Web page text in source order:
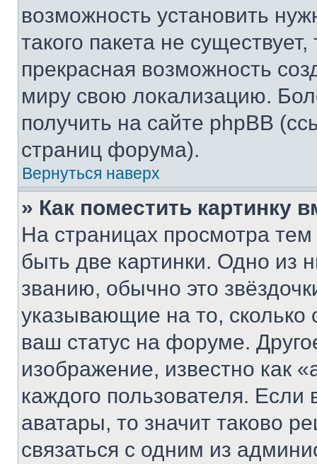
возможность установить
такого пакета не
прекрасная возможность
миру свою локализацию.
получить на сайте phpBB
страниц форума).
Вернуться наверх
» Как поместить картинку
На страницах просмотра
быть две картинки. Одно из
званию, обычно это
указывающие на то,
ваш статус на форуме.
изображение, известно как
каждого пользователя.
аватары, то значит таково
связаться с одним из